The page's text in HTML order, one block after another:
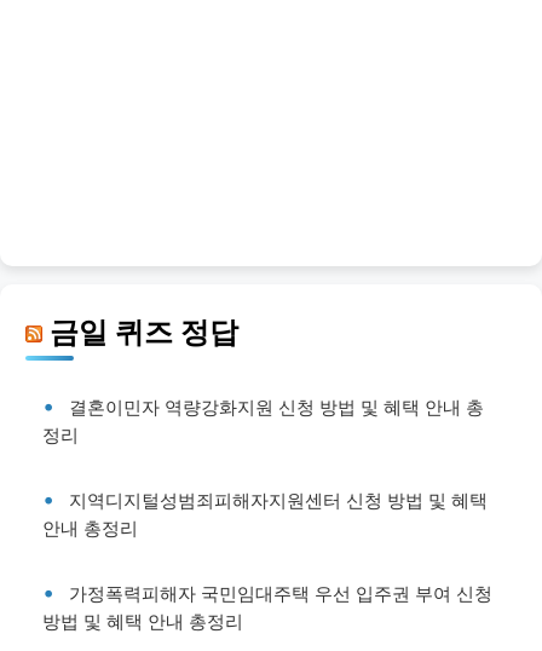
금일 퀴즈 정답
결혼이민자 역량강화지원 신청 방법 및 혜택 안내 총
정리
지역디지털성범죄피해자지원센터 신청 방법 및 혜택
안내 총정리
가정폭력피해자 국민임대주택 우선 입주권 부여 신청
방법 및 혜택 안내 총정리